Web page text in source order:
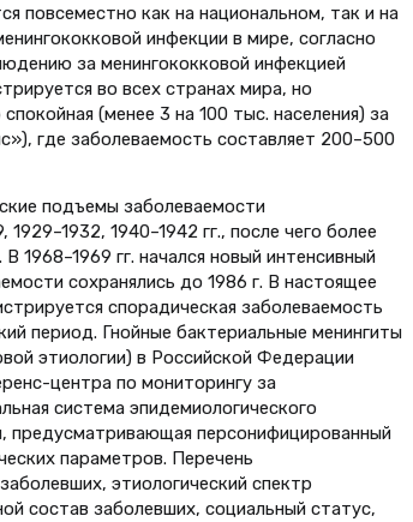
повсеместно как на национальном, так и на
инфекции в мире, согласно
за менингококковой инфекцией
во всех странах мира, но
(менее 3 на 100 тыс. населения) за
где заболеваемость составляет 200–500
подъемы заболеваемости
1940–1942 гг., после чего более
1968–1969 гг. начался новый интенсивный
сохранялись до 1986 г. В настоящее
спорадическая заболеваемость
период. Гнойные бактериальные менингиты
этиологии) в Российской Федерации
центра по мониторингу за
система эпидемиологического
предусматривающая персонифицированный
параметров. Перечень
этиологический спектр
состав заболевших, социальный статус,